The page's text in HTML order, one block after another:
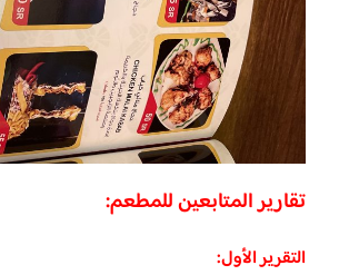
تقارير المتابعين للمطعم:
التقرير الأول: